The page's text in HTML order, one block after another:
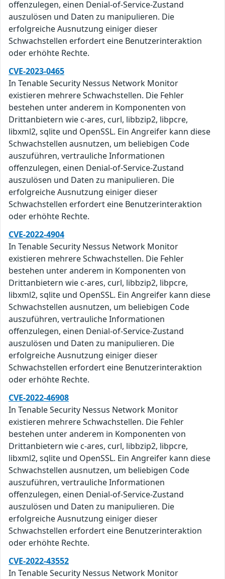
offenzulegen, einen Denial-of-Service-Zustand
auszulösen und Daten zu manipulieren. Die
erfolgreiche Ausnutzung einiger dieser
Schwachstellen erfordert eine Benutzerinteraktion
oder erhöhte Rechte.
CVE-2023-0465
In Tenable Security Nessus Network Monitor
existieren mehrere Schwachstellen. Die Fehler
bestehen unter anderem in Komponenten von
Drittanbietern wie c-ares, curl, libbzip2, libpcre,
libxml2, sqlite und OpenSSL. Ein Angreifer kann diese
Schwachstellen ausnutzen, um beliebigen Code
auszuführen, vertrauliche Informationen
offenzulegen, einen Denial-of-Service-Zustand
auszulösen und Daten zu manipulieren. Die
erfolgreiche Ausnutzung einiger dieser
Schwachstellen erfordert eine Benutzerinteraktion
oder erhöhte Rechte.
CVE-2022-4904
In Tenable Security Nessus Network Monitor
existieren mehrere Schwachstellen. Die Fehler
bestehen unter anderem in Komponenten von
Drittanbietern wie c-ares, curl, libbzip2, libpcre,
libxml2, sqlite und OpenSSL. Ein Angreifer kann diese
Schwachstellen ausnutzen, um beliebigen Code
auszuführen, vertrauliche Informationen
offenzulegen, einen Denial-of-Service-Zustand
auszulösen und Daten zu manipulieren. Die
erfolgreiche Ausnutzung einiger dieser
Schwachstellen erfordert eine Benutzerinteraktion
oder erhöhte Rechte.
CVE-2022-46908
In Tenable Security Nessus Network Monitor
existieren mehrere Schwachstellen. Die Fehler
bestehen unter anderem in Komponenten von
Drittanbietern wie c-ares, curl, libbzip2, libpcre,
libxml2, sqlite und OpenSSL. Ein Angreifer kann diese
Schwachstellen ausnutzen, um beliebigen Code
auszuführen, vertrauliche Informationen
offenzulegen, einen Denial-of-Service-Zustand
auszulösen und Daten zu manipulieren. Die
erfolgreiche Ausnutzung einiger dieser
Schwachstellen erfordert eine Benutzerinteraktion
oder erhöhte Rechte.
CVE-2022-43552
In Tenable Security Nessus Network Monitor